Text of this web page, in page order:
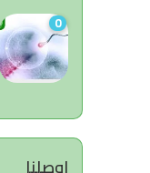
0
اوصلنا